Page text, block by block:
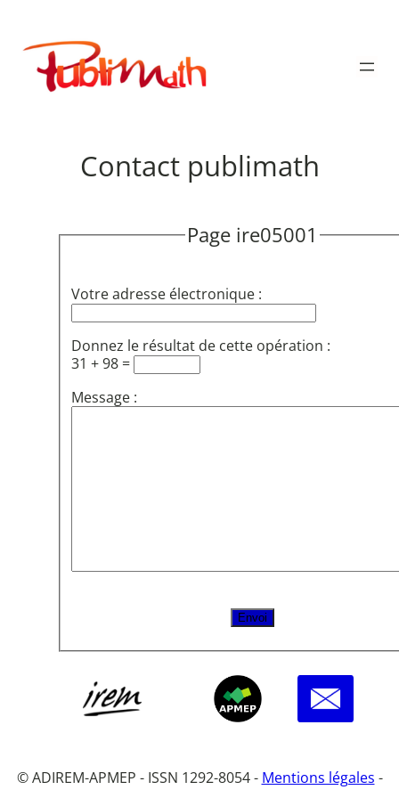
contenu
Publimath
Contact publimath
Page ire05001
Votre adresse électronique :
Donnez le résultat de cette opération :
31 + 98 =
Message :
© ADIREM-APMEP - ISSN 1292-8054 - Mentions légales -